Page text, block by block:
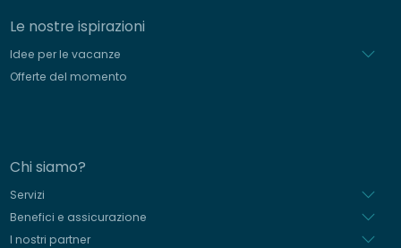
Le nostre ispirazioni
Idee per le vacanze
Offerte del momento
Chi siamo?
Servizi
Benefici e assicurazione
I nostri partner